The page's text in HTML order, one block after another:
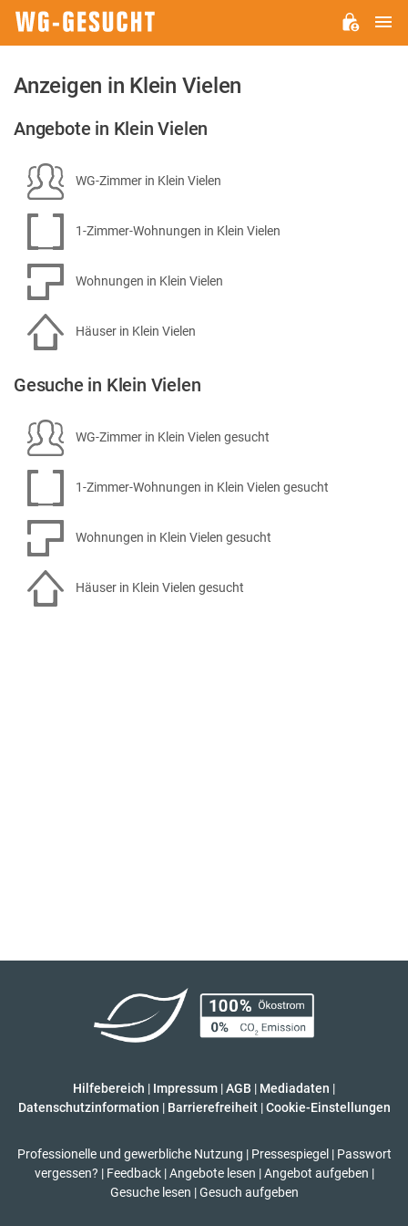
Anzeigen in Klein Vielen
Angebote in Klein Vielen
WG-Zimmer in Klein Vielen
1-Zimmer-Wohnungen in Klein Vielen
Wohnungen in Klein Vielen
Häuser in Klein Vielen
Gesuche in Klein Vielen
WG-Zimmer in Klein Vielen gesucht
1-Zimmer-Wohnungen in Klein Vielen gesucht
Wohnungen in Klein Vielen gesucht
Häuser in Klein Vielen gesucht
Hilfebereich | Impressum |AGB | Mediadaten |
Datenschutzinformation | Barrierefreiheit | Cookie-Einstellungen
Professionelle und gewerbliche Nutzung | Pressespiegel | Passwort
vergessen? | Feedback | Angebote lesen | Angebot aufgeben |
Gesuche lesen | Gesuch aufgeben